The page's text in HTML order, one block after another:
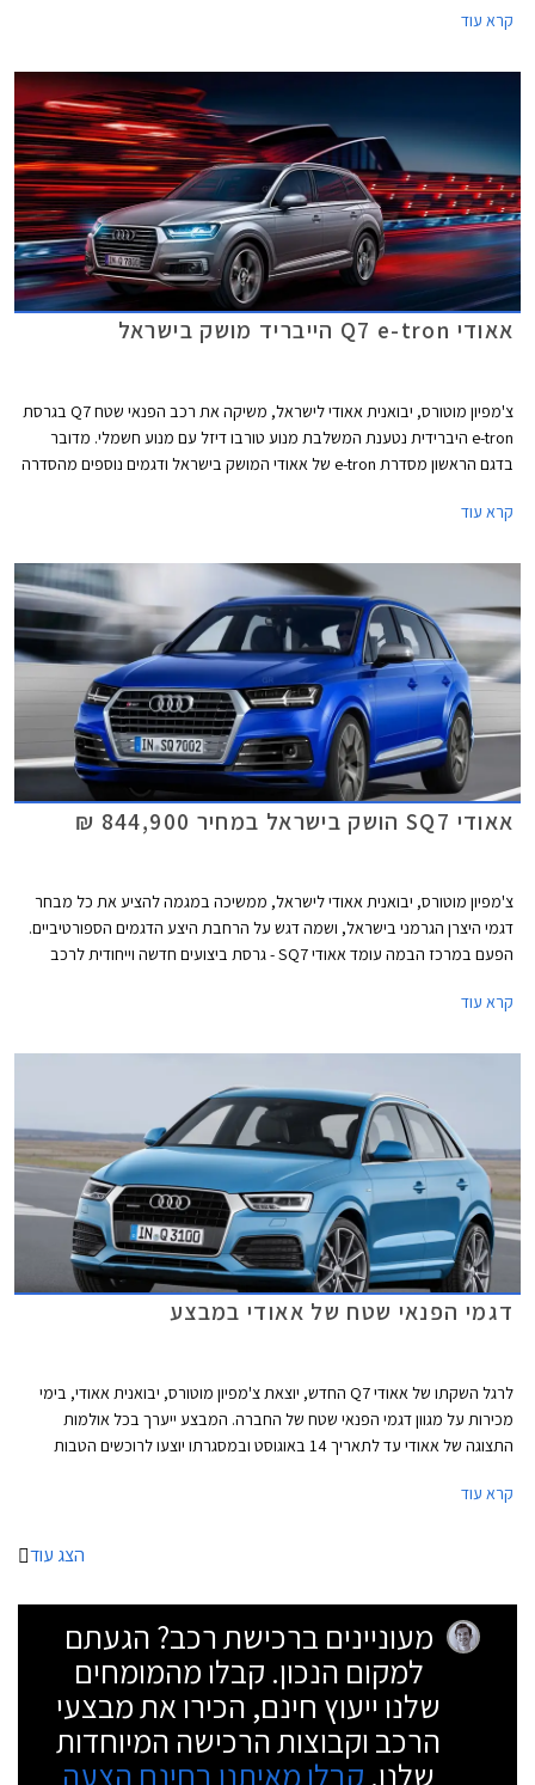
קרא עוד
אאודי Q7 e-tron הייבריד מושק בישראל
צ'מפיון מוטורס, יבואנית אאודי לישראל, משיקה את רכב הפנאי שטח Q7 בגרסת
e-tron היברידית נטענת המשלבת מנוע טורבו דיזל עם מנוע חשמלי. מדובר
בדגם הראשון מסדרת e-tron של אאודי המושק בישראל ודגמים נוספים מהסדרה
קרא עוד
אאודי SQ7 הושק בישראל במחיר 844,900 ₪
צ'מפיון מוטורס, יבואנית אאודי לישראל, ממשיכה במגמה להציע את כל מבחר
דגמי היצרן הגרמני בישראל, ושמה דגש על הרחבת היצע הדגמים הספורטיביים.
הפעם במרכז הבמה עומד אאודי SQ7 - גרסת ביצועים חדשה וייחודית לרכב
קרא עוד
דגמי הפנאי שטח של אאודי במבצע
לרגל השקתו של אאודי Q7 החדש, יוצאת צ'מפיון מוטורס, יבואנית אאודי, בימי
מכירות על מגוון דגמי הפנאי שטח של החברה. המבצע ייערך בכל אולמות
התצוגה של אאודי עד לתאריך 14 באוגוסט ובמסגרתו יוצעו לרוכשים הטבות
קרא עוד
הצג עוד
מעוניינים ברכישת רכב? הגעתם
למקום הנכון. קבלו מהמומחים
שלנו ייעוץ חינם, הכירו את מבצעי
הרכב וקבוצות הרכישה המיוחדות
שלנו. קבלו מאיתנו בחינם הצעה